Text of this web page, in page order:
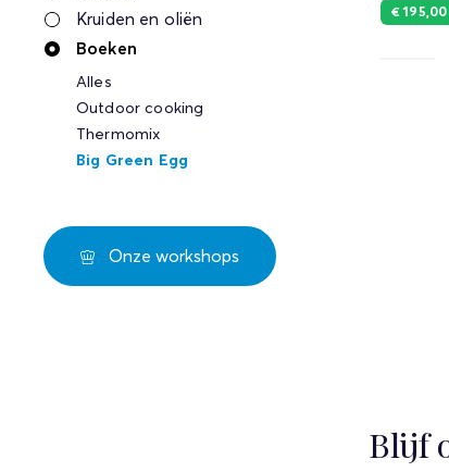
Kruiden en oliën
Boeken
Alles
Outdoor cooking
Thermomix
Big Green Egg
Onze workshops
€ 195,00
Blijf